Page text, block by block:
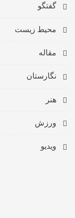
گفتگو
محیط زیست
مقاله
نگارستان
هنر
ورزش
ویدیو